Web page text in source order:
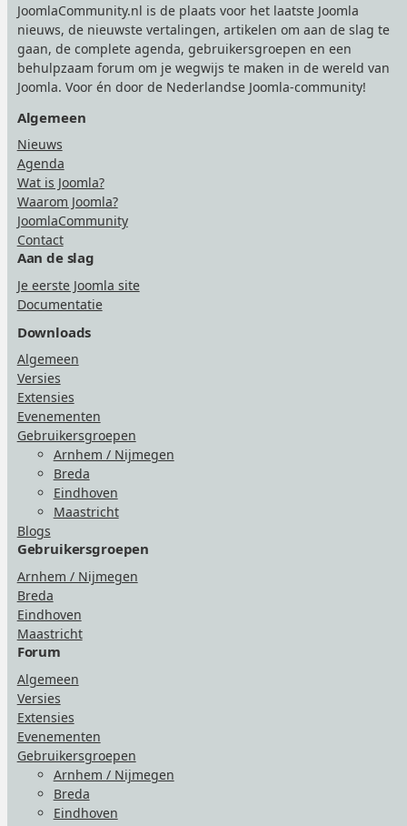
JoomlaCommunity.nl is de plaats voor het laatste Joomla
nieuws, de nieuwste vertalingen, artikelen om aan de slag te
gaan, de complete agenda, gebruikersgroepen en een
behulpzaam forum om je wegwijs te maken in de wereld van
Joomla. Voor én door de Nederlandse Joomla-community!
Algemeen
Nieuws
Agenda
Wat is Joomla?
Waarom Joomla?
JoomlaCommunity
Contact
Aan de slag
Je eerste Joomla site
Documentatie
Downloads
Algemeen
Versies
Extensies
Evenementen
Gebruikersgroepen
Arnhem / Nijmegen
Breda
Eindhoven
Maastricht
Blogs
Gebruikersgroepen
Arnhem / Nijmegen
Breda
Eindhoven
Maastricht
Forum
Algemeen
Versies
Extensies
Evenementen
Gebruikersgroepen
Arnhem / Nijmegen
Breda
Eindhoven